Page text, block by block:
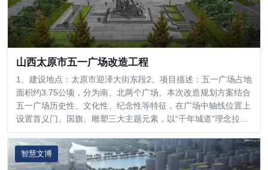
山西太原市五一广场改造工程
1、建设地点：太原市迎泽大街东段2、项目描述：五一广场占地
面积约3.75公顷，分为南、北两个广场。本次改造规划方案结合
五一广场历史性、文化性、纪念性等特征，在广场中轴线位置上
设置首义门、国旗、雕塑三大主题元素，以“千年城道”理念拉通
南北广场。
智慧文博